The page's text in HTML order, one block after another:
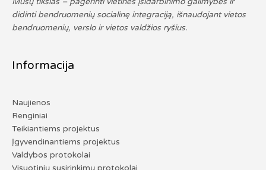
didinti bendruomenių socialinę integraciją, išnaudojant vietos
bendruomenių, verslo ir vietos valdžios ryšius.
Informacija
Naujienos
Renginiai
Teikiantiems projektus
Įgyvendinantiems projektus
Valdybos protokolai